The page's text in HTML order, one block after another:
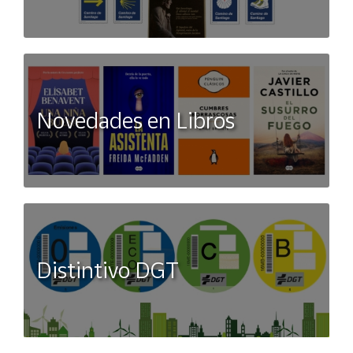
- Hermanos Prentiss y Landry, liberados por la Proclamación
- Refugio en la propiedad de los Walker, granjeros blancos
en búsqueda de sanación.
- Una amistad inesperada entre los hermanos y los dueños
de la tierra.
Búsqueda de Libertad y Reencuentro Familiar:
vendida cuando eran niños.
- Un viaje al norte lleno de esperanza y determinación.
Romance Prohibido y Caos Revelado:
- Un apasionado romance entre dos soldados
Novedades en Libros
Distintivo DGT